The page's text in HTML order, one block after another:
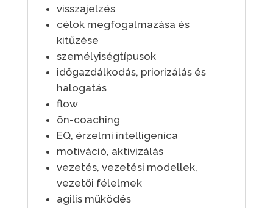
visszajelzés
célok megfogalmazása és
kitűzése
személyiségtípusok
időgazdálkodás, priorizálás és
halogatás
flow
ön-coaching
EQ, érzelmi intelligenica
motiváció, aktivizálás
vezetés, vezetési modellek,
vezetői félelmek
agilis működés